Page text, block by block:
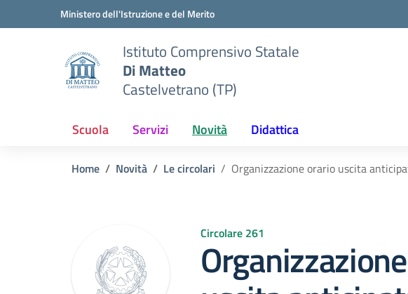
Vai ai contenuti
Vai al menu di navigazioneMinistero dell'Istruzione e del Merito
Istituto Comprensivo Statale
Di Matteo
Castelvetrano (TP)
Scuola Servizi Novità Didattica
Home Novità Le circolari Organizzazione orario uscita
Circolare 261